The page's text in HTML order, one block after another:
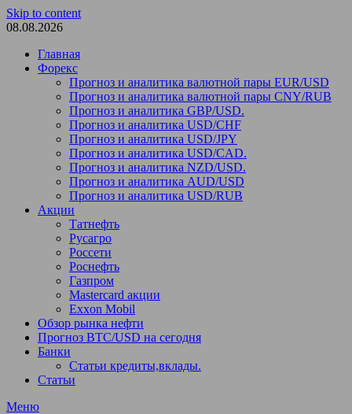
Skip to content
08.08.2026
Главная
Форекс
Прогноз и аналитика валютной пары EUR/USD
Прогноз и аналитика валютной пары CNY/RUB
Прогноз и аналитика GBP/USD.
Прогноз и аналитика USD/CHF
Прогноз и аналитика USD/JPY
Прогноз и аналитика USD/CAD.
Прогноз и аналитика NZD/USD.
Прогноз и аналитика AUD/USD
Прогноз и аналитика USD/RUB
Акции
Татнефть
Русагро
Россети
Роснефть
Газпром
Mastercard акции
Exxon Mobil
Обзор рынка нефти
Прогноз BTC/USD на сегодня
Банки
Статьи кредиты,вклады.
Статьи
Меню